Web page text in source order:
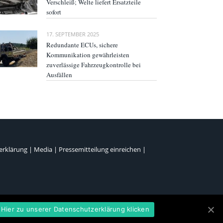
Verschleiß; Welte liefert Ersatzteile
sofort
17. SEPTEMBER 2025
Redundante ECUs, sichere
Kommunikation gewährleisten
zuverlässige Fahrzeugkontrolle bei
Ausfällen
| Media | Pressemitteilung einreichen |
Sie unterwww.freshaholic-minds.de .
Hier zu unserer Datenschutzerklärung klicken